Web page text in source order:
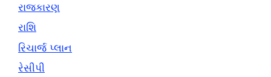
રાજકારણ
રાશિ
રિચાર્જ પ્લાન
રેસીપી